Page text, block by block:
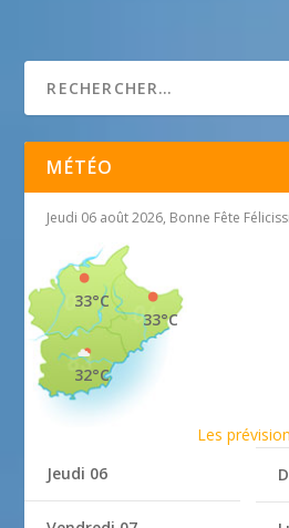
MÉTÉO
Jeudi 06 août 2026, Bonne Fête
33°C
33°C
32°C
Les
Jeudi 06